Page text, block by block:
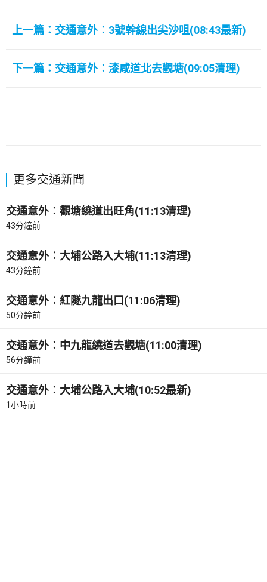
上一篇：交通意外︰3號幹線出尖沙咀(08:43最新)
下一篇：交通意外︰漆咸道北去觀塘(09:05清理)
更多交通新聞
交通意外︰觀塘繞道出旺角(11:13清理)
43分鐘前
交通意外︰大埔公路入大埔(11:13清理)
43分鐘前
交通意外︰紅隧九龍出口(11:06清理)
50分鐘前
交通意外︰中九龍繞道去觀塘(11:00清理)
56分鐘前
交通意外︰大埔公路入大埔(10:52最新)
1小時前